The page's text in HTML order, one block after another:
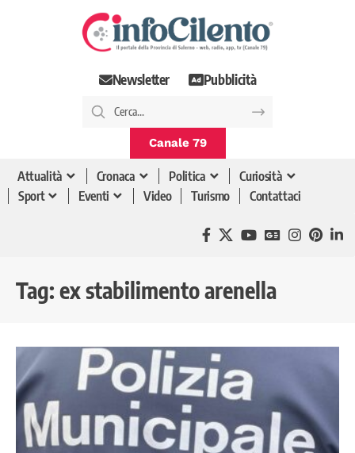
Newsletter Pubblicità
Canale 79
Attualità Cronaca Politica
Curiosità
Sport
Eventi Video Turismo Contattaci
Tag: ex stabilimento arenella